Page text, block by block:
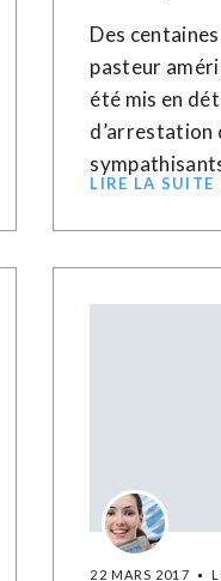
Des
pasteur
été mis en
d’arrestation
LIRE LA SUITE
22 MARS 2017